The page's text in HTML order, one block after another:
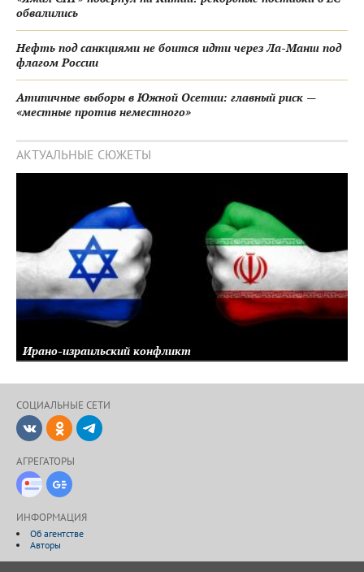
обвалились
Нефть под санкциями не боится идти через Ла-Манш под
флагом России
Атипичные выборы в Южной Осетии: главный риск —
«местные против неместного»
АКТУАЛЬНЫЕ СЮЖЕТЫ
Ирано-израильский конфликт
СОЦИАЛЬНЫЕ CЕТИ
ВКонтактеОдноклассники
АГРЕГАТОРЫ
Новости Дзен
ИНФОРМАЦИЯ
Об агентстве
Авторы